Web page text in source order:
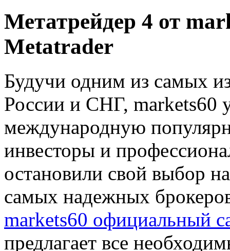
Метатрейдер 4 от
Metatrader
Будучи одним из самых
России и СНГ, markets60
международную
инвесторы и
остановили свой выбор
самых надежных
markets60 официальный
предлагает все